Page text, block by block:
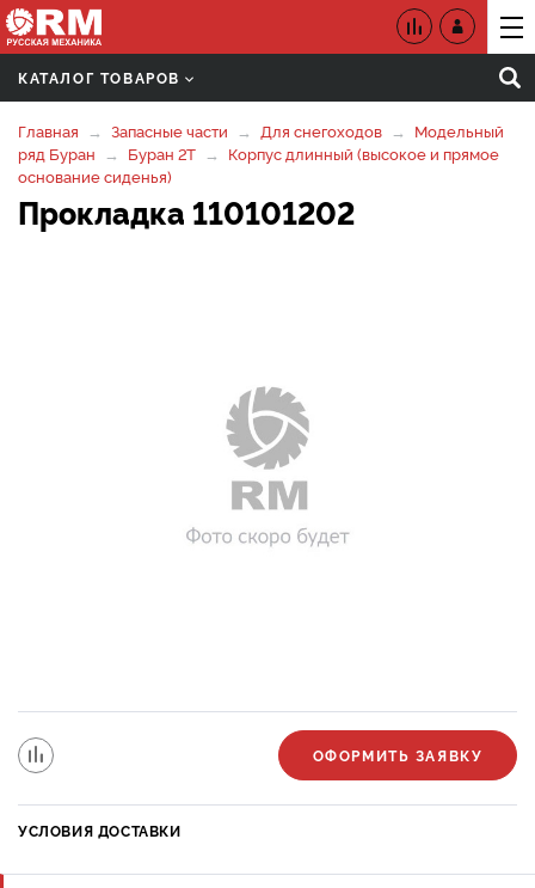
КАТАЛОГ ТОВАРОВ
Главная Запасные части Для снегоходов
Модельный
ряд Буран
Буран 2Т
Корпус длинный (высокое и прямое
основание сиденья)
Прокладка 110101202
ОФОРМИТЬ ЗАЯВКУ
УСЛОВИЯ ДОСТАВКИ